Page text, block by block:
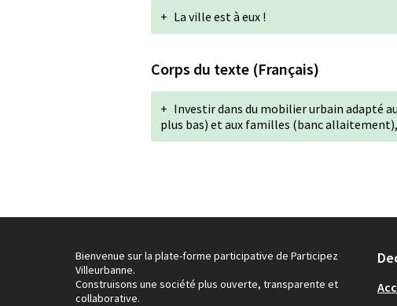
+ La ville est à eux !
Corps du texte (Français)
+ Investir dans du mobilier urbain adapté
plus bas) et aux familles (banc
Bienvenue sur la plate-forme participative de Participez
Villeurbanne.
Construisons une société plus ouverte, transparente et
collaborative.